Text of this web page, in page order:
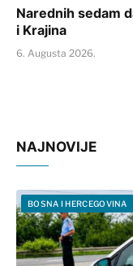
Narednih sedam
i Krajina
6. Augusta 2026.
NAJNOVIJE
BOSNA I HERCEGOVINA